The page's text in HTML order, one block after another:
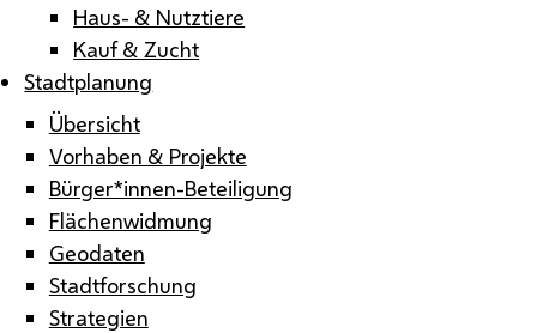
Haus- & Nutztiere
Kauf & Zucht
Stadtplanung
Übersicht
Vorhaben & Projekte
Bürger*innen-Beteiligung
Flächenwidmung
Geodaten
Stadtforschung
Strategien